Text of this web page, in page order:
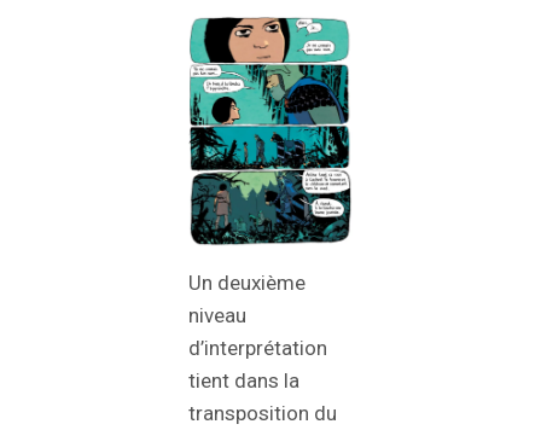
Un deuxième
niveau
d’interprétation
tient dans la
transposition du